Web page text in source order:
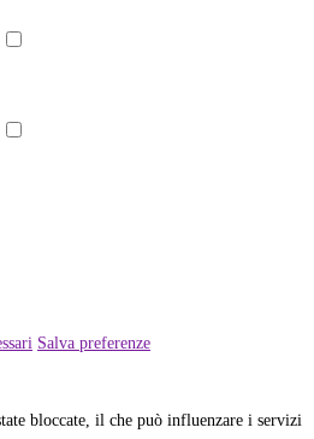
Salva preferenze
bloccate, il che può influenzare i servizi